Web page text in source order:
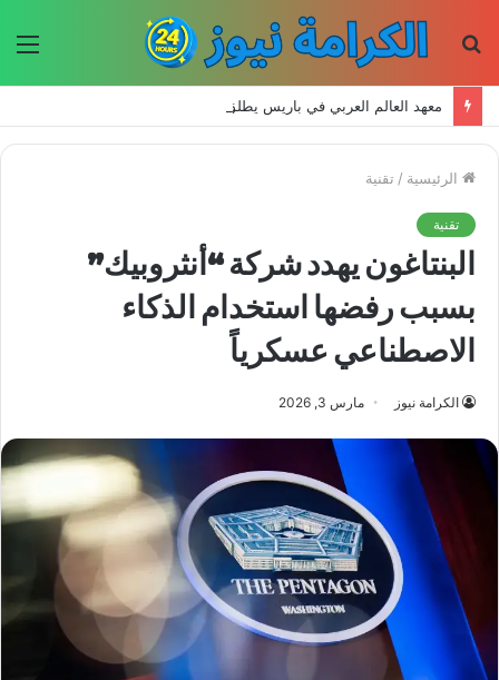
الرئيسية / تقنية
تقنية
البنتاغون يهدد شركة “أنثروبيك”
بسبب رفضها استخدام الذكاء
الاصطناعي عسكرياً
الكرامة نيوز مارس 3, 2026